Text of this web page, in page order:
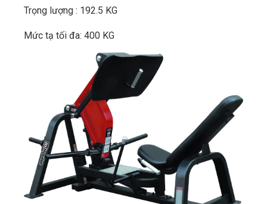
Trọng lượng : 192.5 KG
Mức tạ tối đa: 400 KG